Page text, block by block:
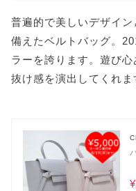
普遍的で美しいデザイ
備えたベルトバッグ。
ラーを誇ります。遊び
抜け感を演出してくれま